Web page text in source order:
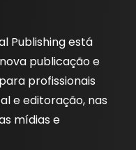
Publishing está
publicação e
profissionais
e editoração, nas
mídias e